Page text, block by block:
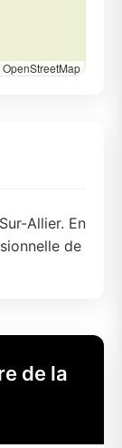
Allier. En
de
de la